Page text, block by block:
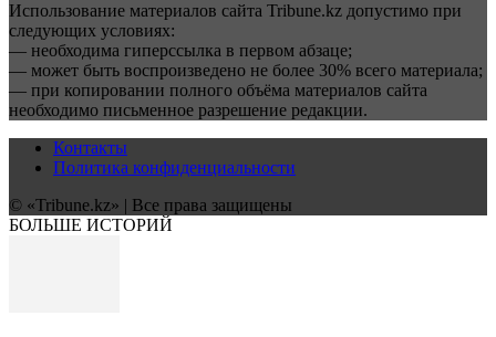
Использование материалов сайта Tribune.kz допустимо при
следующих условиях:
— необходима гиперссылка в первом абзаце;
— может быть воспроизведено не более 30% всего материала;
— при копировании полного объёма материалов сайта
необходимо письменное разрешение редакции.
Контакты
Политика конфиденциальности
© «Tribune.kz» | Все права защищены
БОЛЬШЕ ИСТОРИЙ